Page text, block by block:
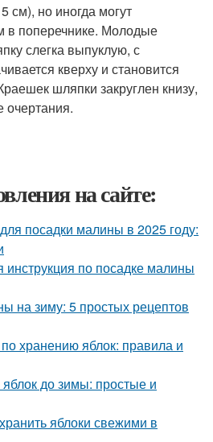
см), но иногда могут
в поперечнике. Молодые
слегка выпуклую, с
кверху и становится
шляпки закруглен книзу,
очертания.
на сайте:
посадки малины в 2025 году:
инструкция по посадке малины
на зиму: 5 простых рецептов
хранению яблок: правила и
до зимы: простые и
яблоки свежими в